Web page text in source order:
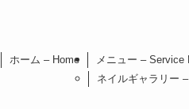
ホーム – Home
メニュー – Service
ネイルギャラリー